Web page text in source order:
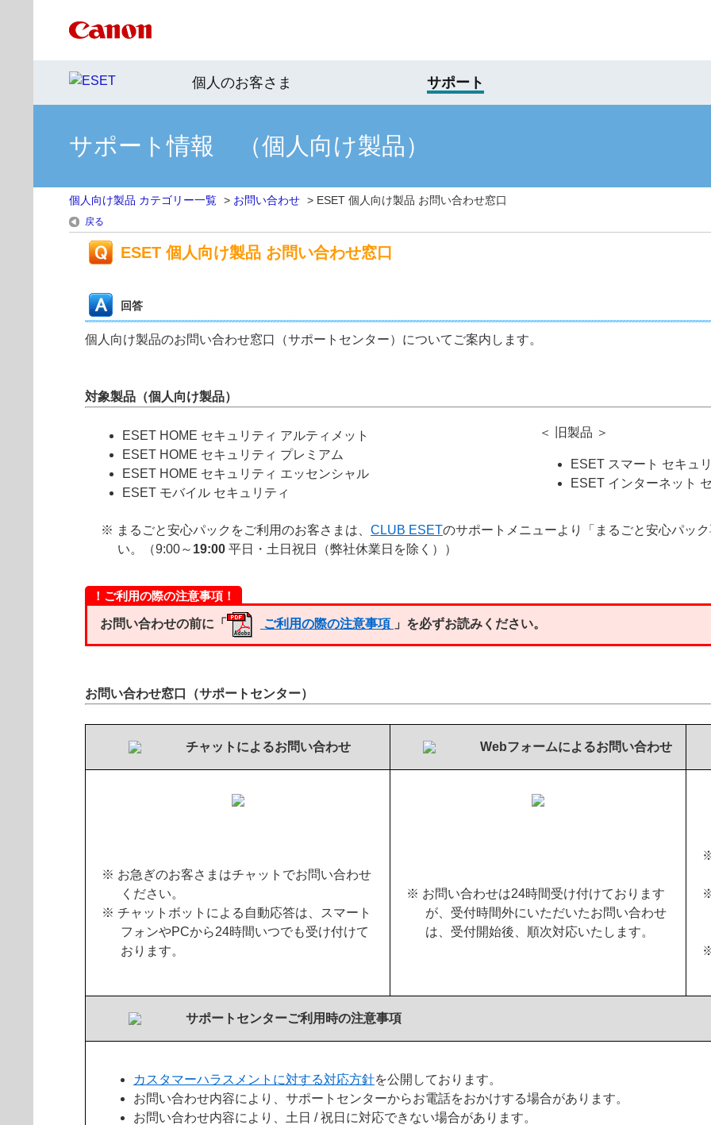
個人のお客さま サポート
サポート情報 （個人向け製品）
個人向け製品 カテゴリー一覧 > お問い合わせ > ESET 個人向け製品 お問い合わせ窓口
戻る
ESET 個人向け製品 お問い合わせ窓口
回答
個人向け製品のお問い合わせ窓口（サポートセンター）についてご案内します。
対象製品（個人向け製品）
ESET HOME セキュリティ アルティメット
ESET HOME セキュリティ プレミアム
ESET HOME セキュリティ エッセンシャル
ESET モバイル セキュリティ
＜ 旧製品 ＞
ESET スマート セキュ
ESET インターネット
※ まるごと安心パックをご利用のお客さまは、 CLUB ESETのサポートメニューより「まるごと安心パッ
い。
（9:00～ 19:00平日・土日祝日（弊社休業日を除く））
！ご利用の際の注意事項！
お問い合わせの前に「 ご利用の際の注意事項 」を必ずお読みください。
お問い合わせ窓口（サポートセンター）
チャットによるお問い合わせ Webフォームによるお問い合わせ
※ お急ぎのお客さまはチャットでお問い合わせ
ください。
※ チャットボットによる自動応答は、スマート
フォンやPCから24時間いつでも受け付けて
おります。
※ お問い合わせは24時間受け付けております
が、受付時間外にいただいたお問い合わせ
は、受付開始後、順次対応いたします。
サポートセンターご利用時の注意事項
カスタマーハラスメントに対する対応方針を公開しております。
お問い合わせ内容により、サポートセンターからお電話をおかけする場合があります。
お問い合わせ内容により、土日 / 祝日に対応できない場合があります。